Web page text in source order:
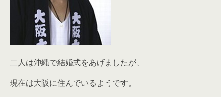
二人は沖縄で結婚式をあげましたが、
現在は大阪に住んでいるようです。